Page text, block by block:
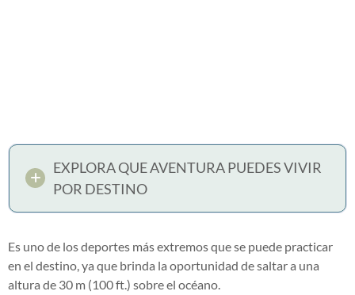
EXPLORA QUE AVENTURA PUEDES VIVIR
POR DESTINO
Es uno de los deportes más extremos que se puede practicar
en el destino, ya que brinda la oportunidad de saltar a una
altura de 30 m (100 ft.) sobre el océano.